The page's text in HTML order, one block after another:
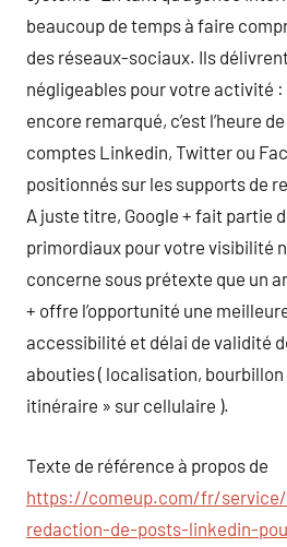
beaucoup de temps à faire
des réseaux-sociaux. Ils
négligeables pour votre activité :
encore remarqué, c’est l’heure
comptes Linkedin, Twitter ou
positionnés sur les supports de
A juste titre, Google + fait partie
primordiaux pour votre visibilité
concerne sous prétexte que un
+ offre l’opportunité une
accessibilité et délai de validité
abouties ( localisation, bourbillon
itinéraire » sur cellulaire ).
Texte de référence à propos de
https://comeup.com/fr/
redaction-de-posts-linkedin-